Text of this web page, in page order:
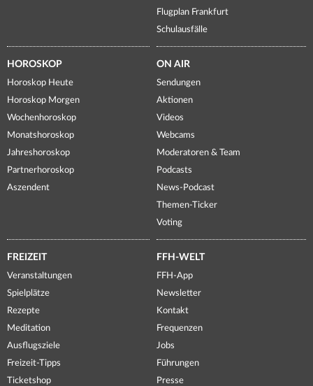
Flugplan Frankfurt
Schulausfälle
HOROSKOP
Horoskop Heute
Horoskop Morgen
Wochenhoroskop
Monatshoroskop
Jahreshoroskop
Partnerhoroskop
Aszendent
ON AIR
Sendungen
Aktionen
Videos
Webcams
Moderatoren & Team
Podcasts
News-Podcast
Themen-Ticker
Voting
FREIZEIT
Veranstaltungen
Spielplätze
Rezepte
Meditation
Ausflugsziele
Freizeit-Tipps
Ticketshop
FFH-WELT
FFH-App
Newsletter
Kontakt
Frequenzen
Jobs
Führungen
Presse